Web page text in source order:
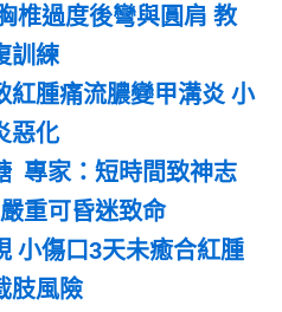
椎過度後彎與圓肩 教
訓練
紅腫痛流膿變甲溝炎 小
惡化
專家：短時間致神志
重可昏迷致命
小傷口3天未癒合紅腫
肢風險